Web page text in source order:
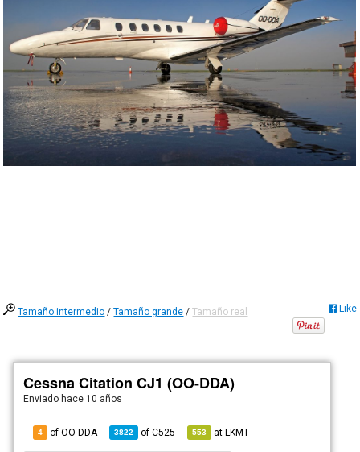
Tamaño intermedio /Tamaño grande /Tamaño real Like
Cessna Citation CJ1 (OO-DDA)
Enviado hace 10 años
4 of OO-DDA 3822 ofC525 553 atLKMT